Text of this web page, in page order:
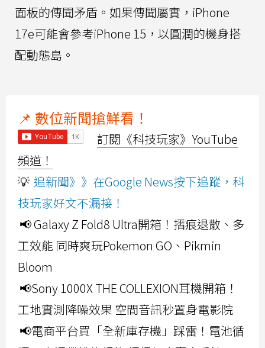
面板的傳聞矛盾。如果傳聞屬實，iPhone
17e可能會參考iPhone 15，以圓潤的機身搭
配動態島。
📌 數位新聞搶鮮看！
訂閱《科技玩家》YouTube
頻道！
💡 追新聞》》在Google News按下追蹤，科
技玩家好文不漏接！
📢 Galaxy Z Fold8 Ultra開箱！摺痕退散、多
工效能 同時爽玩Pokemon GO、Pikmin
Bloom
📢Sony 1000X THE COLLEXION耳機開箱！
工地實測降噪效果 空間音訊秒置身電影院
📢電商平台買「全新庫存機」踩雷！電池循